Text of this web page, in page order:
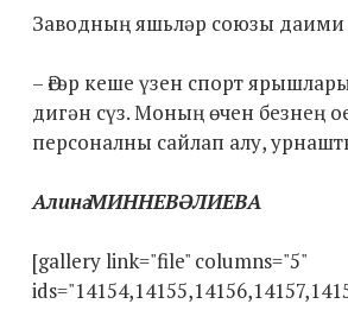
Заводның яшьләр союзы даими
– Әгәр кеше үзен спорт
дигән сүз. Моның өчен безнең
персоналны сайлап алу,
Алинә МИННЕВӘЛИЕВА
[gallery link="file" columns="5"